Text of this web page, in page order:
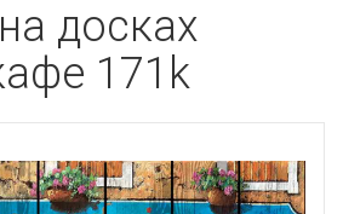
досках
171k